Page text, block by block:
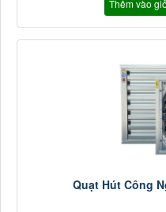
Thêm vào
Quạt Hút Công